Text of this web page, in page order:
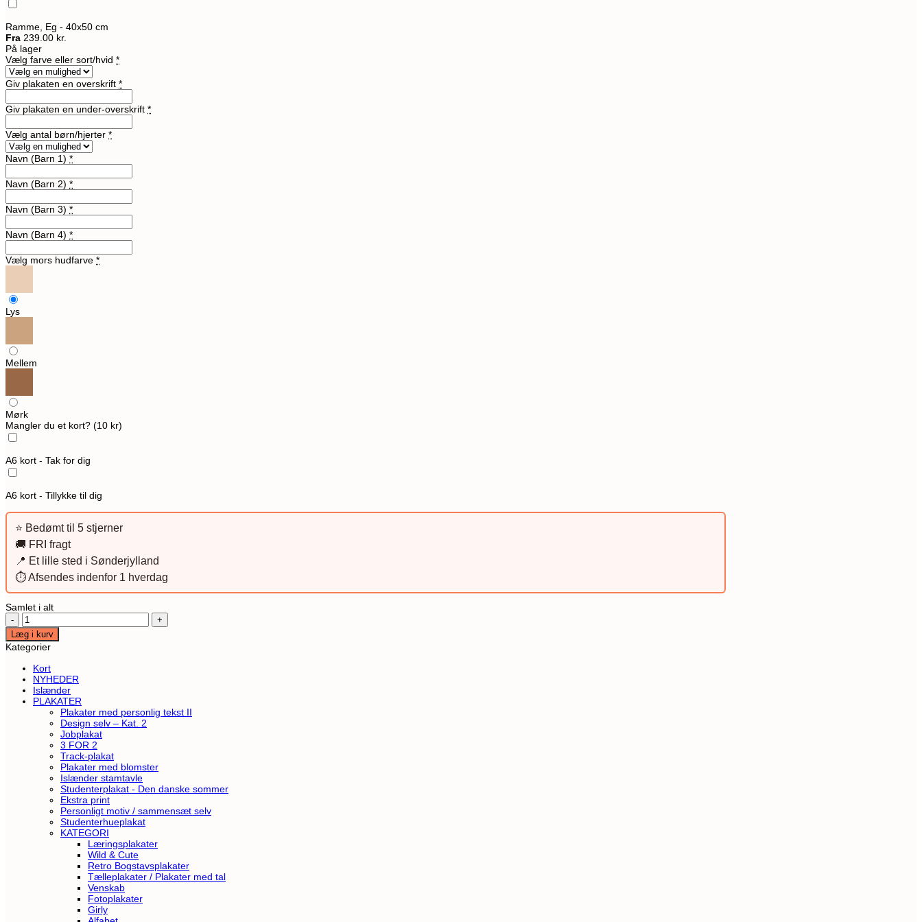
Ramme, Eg - 40x50 cm
Fra 239.00 kr.
På lager
Vælg farve eller sort/hvid *
Giv plakaten en overskrift *
Giv plakaten en under-overskrift *
Vælg antal børn/hjerter *
Navn (Barn 1) *
Navn (Barn 2) *
Navn (Barn 3) *
Navn (Barn 4) *
Vælg mors hudfarve *
Lys
Mellem
Mørk
Mangler du et kort? (10 kr)
A6 kort - Tak for dig
A6 kort - Tillykke til dig
⭐️ Bedømt til 5 stjerner
🚚 FRI fragt
📍 Et lille sted i Sønderjylland
⏱️ Afsendes indenfor 1 hverdag
Samlet i alt
Mors
dag,
plakat
antal
Læg i kurv
Kategorier
Kort
NYHEDER
Islænder
PLAKATER
Plakater med personlig tekst II
Design selv – Kat. 2
Jobplakat
3 FOR 2
Track-plakat
Plakater med blomster
Islænder stamtavle
Studenterplakat - Den danske sommer
Ekstra print
Personligt motiv / sammensæt selv
Studenterhueplakat
KATEGORI
Læringsplakater
Wild & Cute
Retro Bogstavsplakater
Tælleplakater / Plakater med tal
Venskab
Fotoplakater
Girly